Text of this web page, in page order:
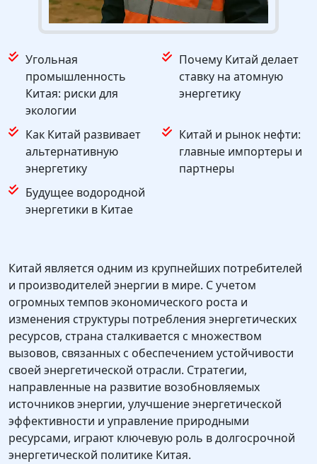
Угольная
промышленность
Китая: риски для
экологии
Почему Китай делает
ставку на атомную
энергетику
Как Китай развивает
альтернативную
энергетику
Китай и рынок нефти:
главные импортеры и
партнеры
Будущее водородной
энергетики в Китае
Китай является одним из крупнейших потребителей
и производителей энергии в мире. С учетом
огромных темпов экономического роста и
изменения структуры потребления энергетических
ресурсов, страна сталкивается с множеством
вызовов, связанных с обеспечением устойчивости
своей энергетической отрасли. Стратегии,
направленные на развитие возобновляемых
источников энергии, улучшение энергетической
эффективности и управление природными
ресурсами, играют ключевую роль в долгосрочной
энергетической политике Китая.